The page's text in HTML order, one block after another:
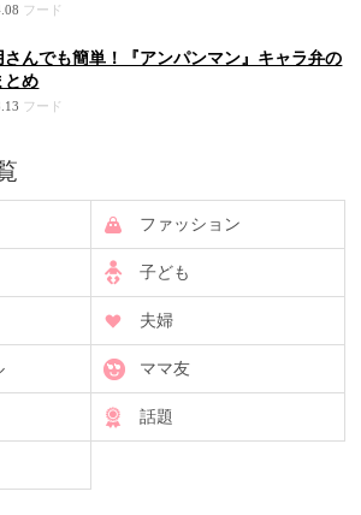
フード
さんでも簡単！『アンパンマン』キャラ弁の
とめ
フード
ファッション
子ども
夫婦
ママ友
話題